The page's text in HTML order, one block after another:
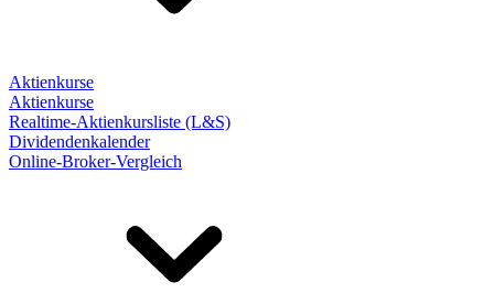
Aktienkurse
Aktienkurse
Realtime-Aktienkursliste (L&S)
Dividendenkalender
Online-Broker-Vergleich